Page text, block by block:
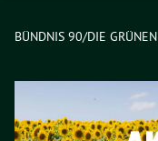
BÜNDNIS 90/DIE